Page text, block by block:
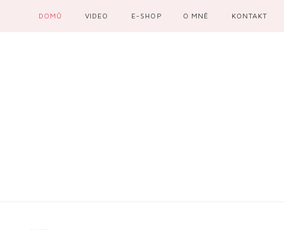
DOMŮ VIDEO E-SHOP O MNĚ KONTAKT